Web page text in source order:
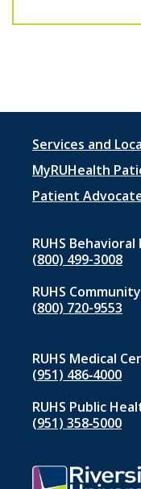
Footer
menu
1
Services and
MyRUHealth
Patient
RUHS
(800) 499-3008
RUHS
(800) 720-9553
RUHS Medical
(951) 486‑4000
RUHS Public
(951) 358‑5000